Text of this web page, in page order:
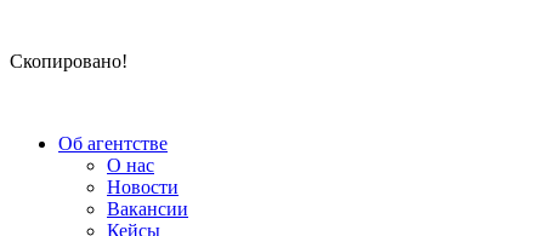
Скопировано!
Об агентстве
О нас
Новости
Вакансии
Кейсы